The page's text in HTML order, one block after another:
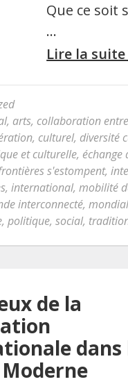
Que ce soit
…
Lire la suite
, arts, collaboration entre
, culturel, diversité
et culturelle, échange
s'estompent,
, international, mobilité
interconnecté,
, politique, social,
de la
dans